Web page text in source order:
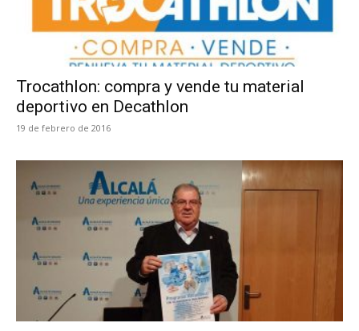
Trocathlon: compra y vende tu material
deportivo en Decathlon
19 de febrero de 2016